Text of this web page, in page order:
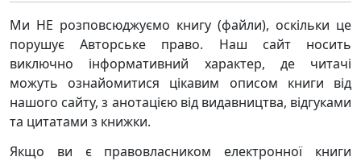
Ми НЕ розповсюджуємо книгу (файли), оскільки це
порушує Авторське право. Наш сайт носить
виключно інформативний характер, де читачі
можуть ознайомитися цікавим описом книги від
нашого сайту, з анотацією від видавництва, відгуками
та цитатами з книжки.
Якщо ви є правовласником електронної книги